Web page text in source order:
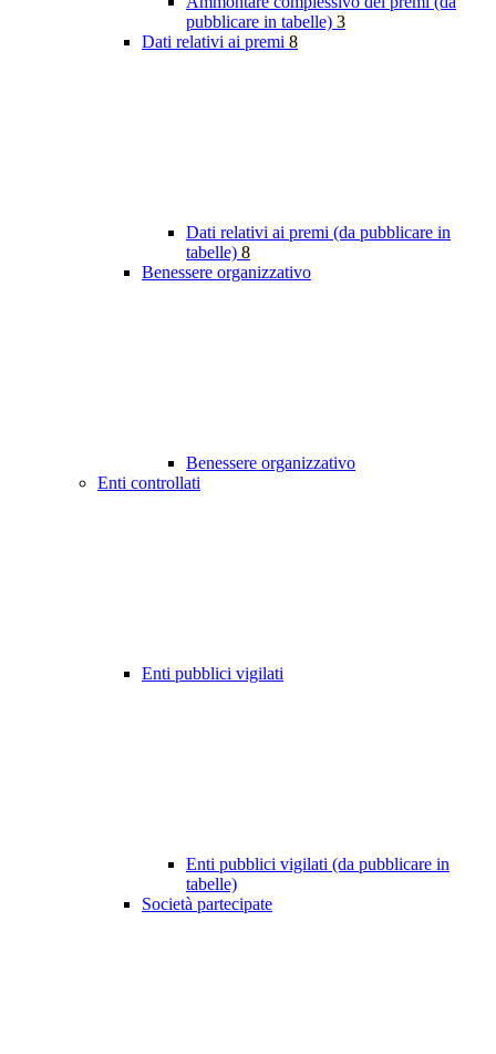
pubblicare in tabelle) 3
Dati relativi ai premi 8
Dati relativi ai premi (da pubblicare in
tabelle) 8
Benessere organizzativo
Benessere organizzativo
Enti controllati
Enti pubblici vigilati
Enti pubblici vigilati (da pubblicare in
tabelle)
Società partecipate